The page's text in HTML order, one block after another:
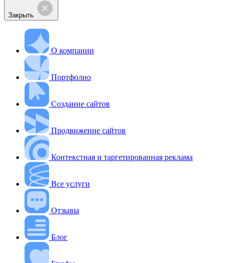
Закрыть
О компании
Портфолио
Создание сайтов
Продвижение сайтов
Контекстная и таргетированная реклама
Все услуги
Отзывы
Блог